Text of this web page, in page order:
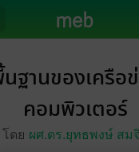
ฐานของเครือ
คอมพิวเตอร์
โดย ผศ.ดร.ยุทธพงษ์ สม